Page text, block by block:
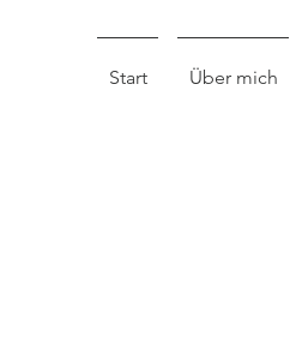
Start Über mich